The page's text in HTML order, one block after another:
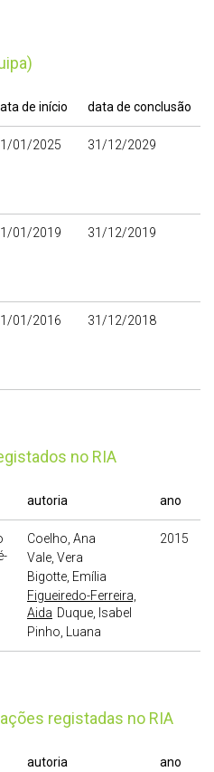
de início data de conclusão
01/2025 31/12/2029
01/2019 31/12/2019
01/2016 31/12/2018
no RIA
autoria ano
Coelho, Ana
Vale, Vera
Bigotte, Emília
Figueiredo-Ferreira,
Aida Duque, Isabel
Pinho, Luana
2015
registadas no RIA
autoria ano